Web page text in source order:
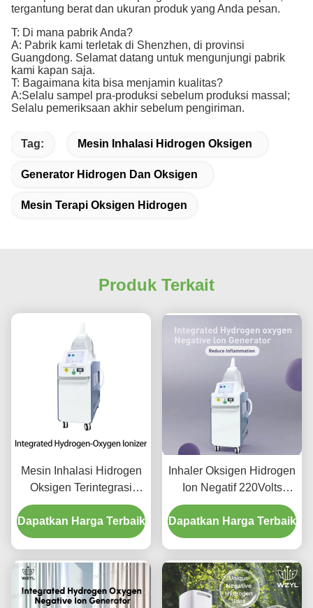
tergantung berat dan ukuran produk yang Anda pesan.
T: Di mana pabrik Anda?
A: Pabrik kami terletak di Shenzhen, di provinsi
Guangdong. Selamat datang untuk mengunjungi pabrik
kami kapan saja.
T: Bagaimana kita bisa menjamin kualitas?
A:Selalu sampel pra-produksi sebelum produksi massal;
Selalu pemeriksaan akhir sebelum pengiriman.
Tag: Mesin Inhalasi Hidrogen Oksigen
Generator Hidrogen Dan Oksigen
Mesin Terapi Oksigen Hidrogen
Produk Terkait
Mesin Inhalasi Hidrogen
Oksigen Terintegrasi
Dengan Layar 10,4 inci
Dapatkan Harga Terbaik
Inhaler Oksigen Hidrogen
Ion Negatif 220Volts
Meningkatkan
Kelemahan Tidur
Dapatkan Harga Terbaik